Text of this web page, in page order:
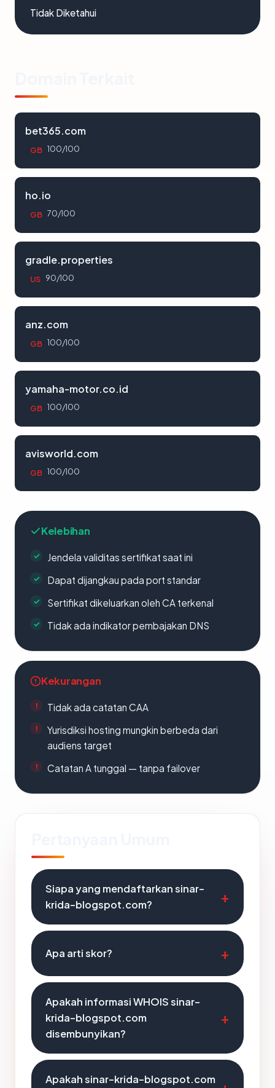
Tidak Diketahui
bet365.com
GB 100/100
ho.io
GB 70/100
gradle.properties
US 90/100
anz.com
GB 100/100
yamaha-motor.co.id
GB 100/100
avisworld.com
GB 100/100
Kelebihan
Jendela validitas sertifikat saat ini
Dapat dijangkau pada port standar
Sertifikat dikeluarkan oleh CA terkenal
Tidak ada indikator pembajakan DNS
Kekurangan
Tidak ada catatan CAA
Yurisdiksi hosting mungkin berbeda dari
audiens target
Catatan A tunggal — tanpa failover
Siapa yang mendaftarkan sinar-
krida-blogspot.com?
Apa arti skor?
Apakah informasi WHOIS sinar-
krida-blogspot.com
disembunyikan?
Apakah sinar-krida-blogspot.com